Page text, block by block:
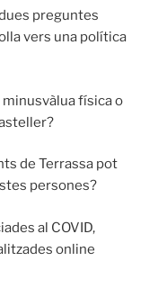
preguntes
vers una política
minusvàlua física o
de Terrassa pot
persones?
al COVID,
online